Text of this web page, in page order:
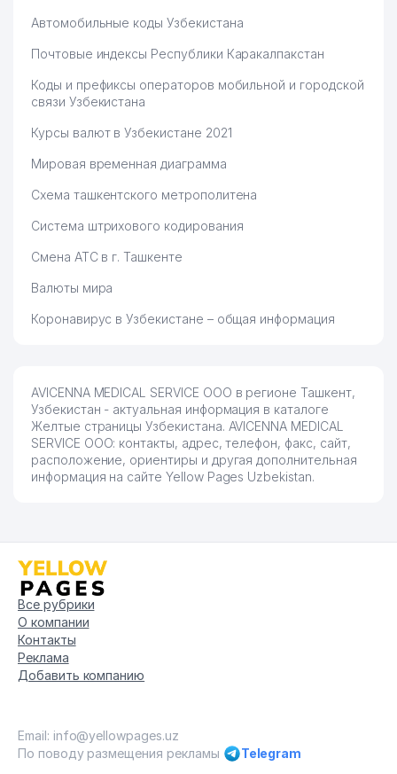
Автомобильные коды Узбекистана
Почтовые индексы Республики Каракалпакстан
Коды и префиксы операторов мобильной и городской
связи Узбекистана
Курсы валют в Узбекистане 2021
Мировая временная диаграмма
Схема ташкентского метрополитена
Система штрихового кодирования
Смена АТС в г. Ташкенте
Валюты мира
Коронавирус в Узбекистане – общая информация
AVICENNA MEDICAL SERVICE ООО в регионе Ташкент,
Узбекистан - актуальная информация в каталоге
Желтые страницы Узбекистана. AVICENNA MEDICAL
SERVICE ООО: контакты, адрес, телефон, факс, сайт,
расположение, ориентиры и другая дополнительная
информация на сайте Yellow Pages Uzbekistan.
Все рубрики
О компании
Контакты
Реклама
Добавить компанию
Email: info@yellowpages.uz
По поводу размещения рекламы
Telegram